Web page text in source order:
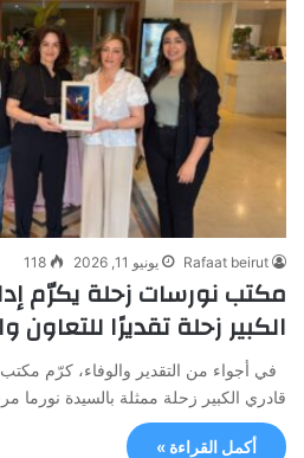
Rafaat beirut يونيو 11, 2026 118
مكتب نورسات زحلة يكرّم
الكبير زحلة تقديرًا للتعاون
في أجواء من التقدير والوفاء، كرّم
قادري الكبير زحلة ممثلة بالسيدة نورما
أكمل القراءة »